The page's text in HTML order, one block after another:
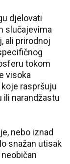
djelovati
slučajevima
ali prirodnoj
tokom
visoka
raspršuju
narandžastu
nebo iznad
snažan utisak